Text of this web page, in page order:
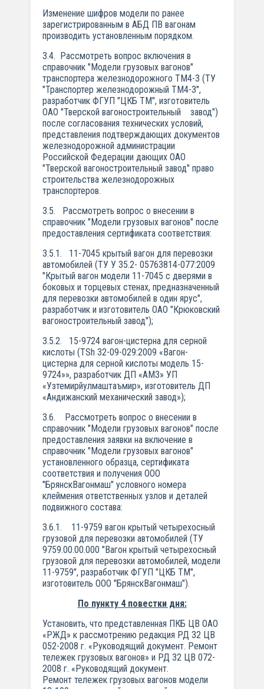
Изменение шифров модели по ранее
зарегистрированным в АБД ПВ вагонам
производить установленным порядком.
3.4. Рассмотреть вопрос включения в
справочник "Модели грузовых вагонов"
транспортера железнодорожного ТМ4-3 (ТУ
"Транспортер железнодорожный ТМ4-3",
разработчик ФГУП "ЦКБ ТМ", изготовитель
ОАО "Тверской вагоностроительный завод")
после согласования технических условий,
представления подтверждающих документов
железнодорожной администрации
Российской Федерации дающих ОАО
"Тверской вагоностроительный завод" право
строительства железнодорожных
транспортеров.
3.5. Рассмотреть вопрос о внесении в
справочник "Модели грузовых вагонов" после
предоставления сертификата соответствия:
3.5.1. 11-7045 крытый вагон для перевозки
автомобилей (ТУ У 35.2- 05763814-077:2009
"Крытый вагон модели 11-7045 с дверями в
боковых и торцевых стенах, предназначенный
для перевозки автомобилей в один ярус",
разработчик и изготовитель ОАО "Крюковский
вагоностроительный завод");
3.5.2. 15-9724 вагон-цистерна для серной
кислоты (TSh 32-09-029:2009 «Вагон-
цистерна для серной кислоты модель 15-
9724»», разработчик ДП «АМЗ» УП
«Узтемирйулмаштаъмир», изготовитель ДП
«Андижанский механический завод»);
3.6. Рассмотреть вопрос о внесении в
справочник "Модели грузовых вагонов" после
предоставления заявки на включение в
справочник "Модели грузовых вагонов"
установленного образца, сертификата
соответствия и получения ООО
"БрянскВагонмаш" условного номера
клеймения ответственных узлов и деталей
подвижного состава:
3.6.1. 11-9759 вагон крытый четырехосный
грузовой для перевозки автомобилей (ТУ
9759.00.00.000 "Вагон крытый четырехосный
грузовой для перевозки автомобилей, модели
11-9759", разработчик ФГУП "ЦКБ ТМ",
изготовитель ООО "БрянскВагонмаш").
По пункту 4 повестки дня:
Установить, что представленная ПКБ ЦВ ОАО
«РЖД» к рассмотрению редакция РД 32 ЦВ
052-2008 г. «Руководящий документ. Ремонт
тележек грузовых вагонов» и РД 32 ЦВ 072-
2008 г. «Руководящий документ.
Ремонт тележек грузовых вагонов модели